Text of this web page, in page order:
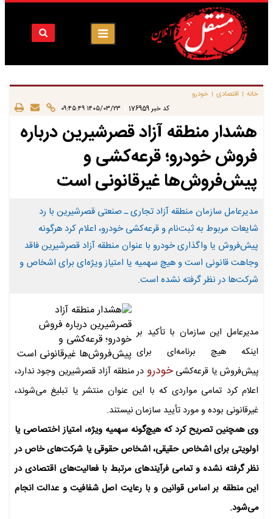
خانه | اقتصادی | خودرو
کد خبر 176959 ۱۴۰۵/۰۳/۲۳ ۰۹:۴۵:۴۹
هشدار منطقه آزاد قصرشیرین درباره
فروش خودرو؛ قرعه‌کشی و
پیش‌فروش‌ها غیرقانونی است
مدیرعامل سازمان منطقه آزاد تجاری ـ صنعتی قصرشیرین با رد
شایعات مربوط به ثبت‌نام و قرعه‌کشی خودرو، اعلام کرد هرگونه
پیش‌فروش یا واگذاری خودرو با عنوان منطقه آزاد قصرشیرین فاقد
وجاهت قانونی است و هیچ سهمیه یا امتیاز ویژه‌ای برای اشخاص و
شرکت‌ها در نظر گرفته نشده است.
مدیرعامل این سازمان با تأکید بر
اینکه هیچ برنامه‌ای برای
پیش‌فروش یا قرعه‌کشیخودرو در منطقه آزاد قصرشیرین وجود ندارد،
اعلام کرد تمامی مواردی که با این عنوان منتشر یا تبلیغ می‌شوند،
غیرقانونی بوده و مورد تأیید سازمان نیستند.
وی همچنین تصریح کرد که هیچ‌گونه سهمیه ویژه، امتیاز اختصاصی یا
اولویتی برای اشخاص حقیقی، اشخاص حقوقی یا شرکت‌های خاص در
نظر گرفته نشده و تمامی فرآیندهای مرتبط با فعالیت‌های اقتصادی در
این منطقه بر اساس قوانین و با رعایت اصل شفافیت و عدالت انجام
می‌شود.